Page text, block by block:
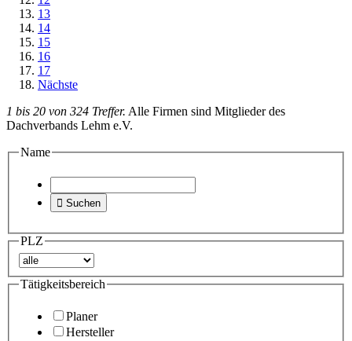
13
14
15
16
17
Nächste
1 bis 20 von 324 Treffer. Alle Firmen sind Mitglieder des
Dachverbands Lehm e.V.
Name
 Suchen
PLZ
Tätigkeitsbereich
Planer
Hersteller